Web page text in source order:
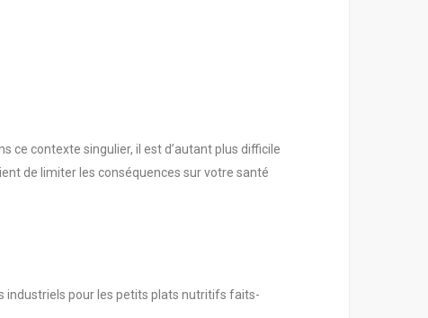
ce contexte singulier, il est d’autant plus difficile
de limiter les conséquences sur votre santé
industriels pour les petits plats nutritifs faits-